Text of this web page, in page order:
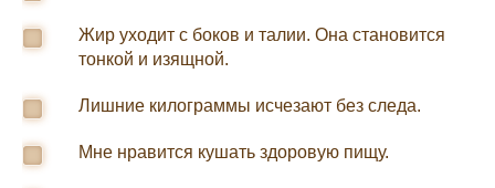
Жир уходит с боков и талии. Она становится
тонкой и изящной.
Лишние килограммы исчезают без следа.
Мне нравится кушать здоровую пищу.